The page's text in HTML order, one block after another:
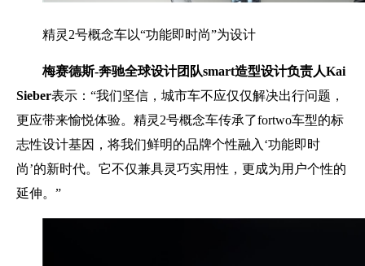
精灵2号概念车以“功能即时尚”为设计
梅赛德斯-奔驰全球设计团队smart造型设计负责人Kai
Sieber表示：“我们坚信，城市车不应仅仅解决出行问题，
更应带来愉悦体验。精灵2号概念车传承了fortwo车型的标
志性设计基因，将我们鲜明的品牌个性融入‘功能即时
尚’的新时代。它不仅兼具灵巧实用性，更成为用户个性的
延伸。”